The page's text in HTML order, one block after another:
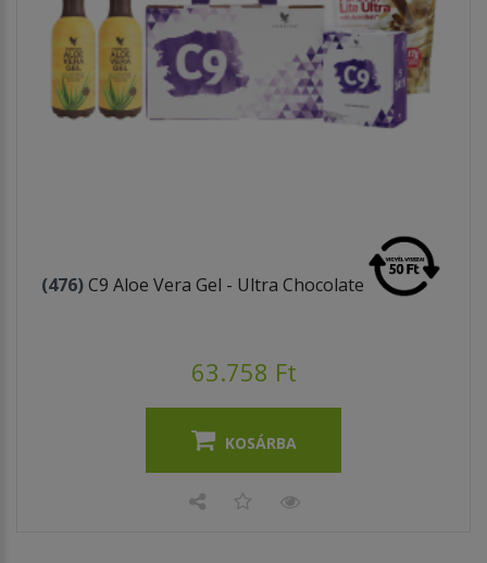
(476)C9 Aloe Vera Gel - Ultra Chocolate
63.758 Ft
KOSÁRBA